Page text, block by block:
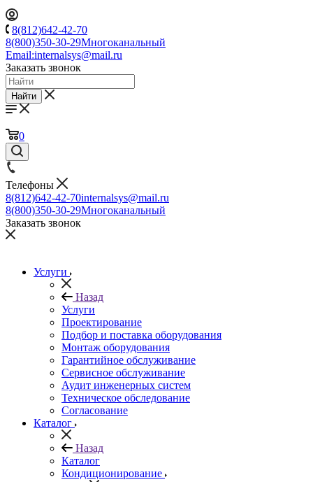
8(812)642-42-70
8(800)350-30-29Многоканальный
Email:internalsys@mail.ru
Заказать звонок
Найти
0
Телефоны
8(812)642-42-70internalsys@mail.ru
8(800)350-30-29Многоканальный
Заказать звонок
Услуги
Назад
Услуги
Проектирование
Подбор и поставка оборудования
Монтаж оборудования
Гарантийное обслуживание
Сервисное обслуживание
Аудит инженерных систем
Техническое обследование
Согласование
Каталог
Назад
Каталог
Кондиционирование